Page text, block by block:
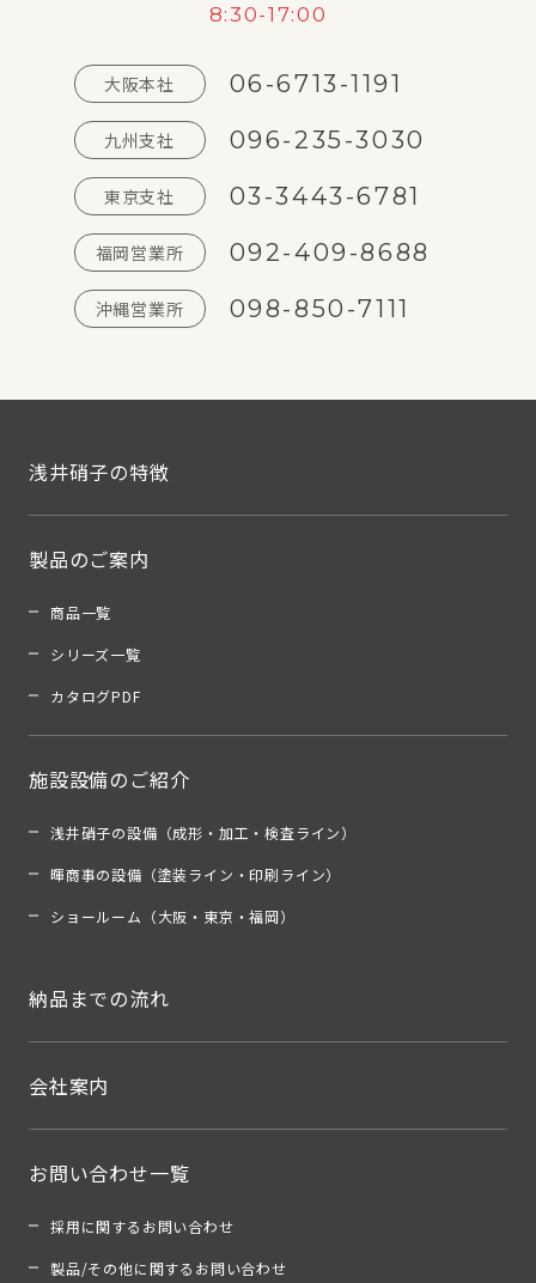
8:30-17:00
大阪本社 06-6713-1191
九州支社 096-235-3030
東京支社 03-3443-6781
福岡営業所 092-409-8688
沖縄営業所 098-850-7111
浅井硝子の特徴
製品のご案内
商品一覧
シリーズ一覧
カタログPDF
施設設備のご紹介
浅井硝子の設備（成形・加工・検査ライン）
暉商事の設備（塗装ライン・印刷ライン）
ショールーム（大阪・東京・福岡）
納品までの流れ
会社案内
お問い合わせ一覧
採用に関するお問い合わせ
製品/その他に関するお問い合わせ